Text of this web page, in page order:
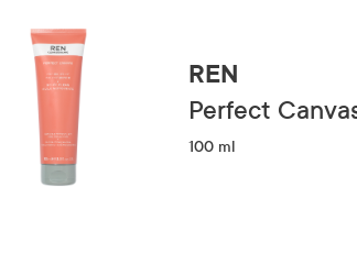
REN
Perfect
100 ml